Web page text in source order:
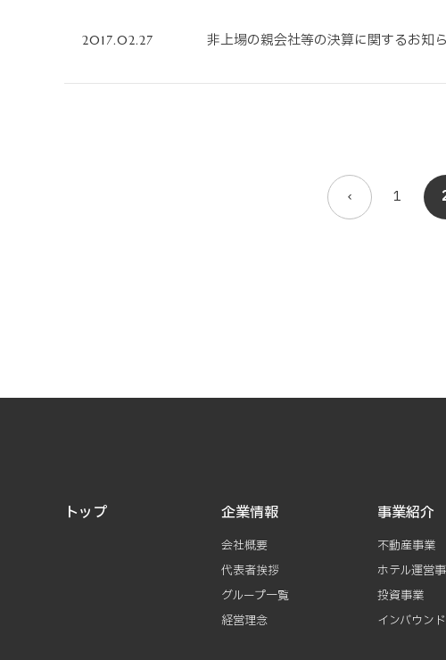
2017.02.27 非上場の親会社等の決算に関するお
1
トップ 企業情報
会社概要
代表者挨拶
グループ一覧
経営理念
事業紹介
不動産事業
ホテル運営
投資事業
インバウン